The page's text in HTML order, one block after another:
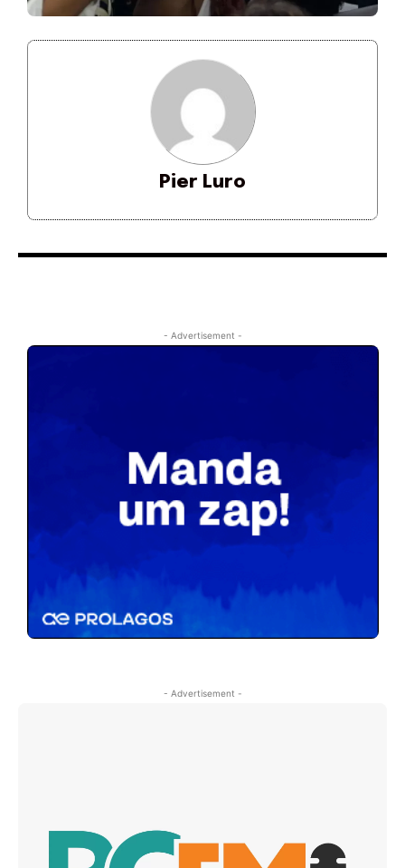
Pier Luro
- Advertisement -
- Advertisement -